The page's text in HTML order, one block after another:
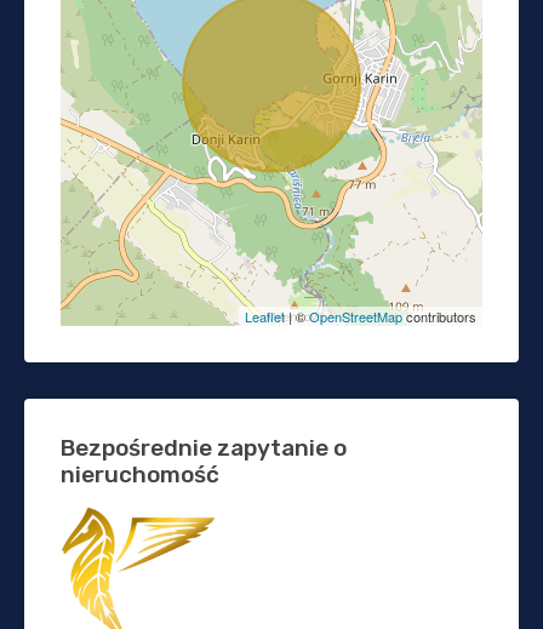
Leaflet| ©OpenStreetMapcontributors
Bezpośrednie zapytanie o
nieruchomość